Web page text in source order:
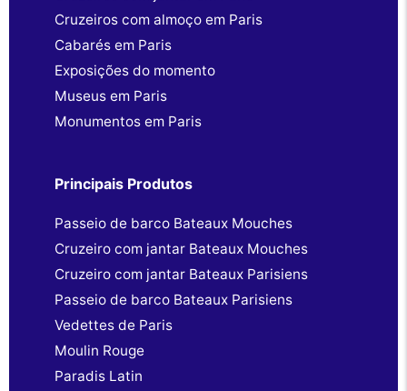
Cruzeiros com almoço em Paris
Cabarés em Paris
Exposições do momento
Museus em Paris
Monumentos em Paris
Principais Produtos
Passeio de barco Bateaux Mouches
Cruzeiro com jantar Bateaux Mouches
Cruzeiro com jantar Bateaux Parisiens
Passeio de barco Bateaux Parisiens
Vedettes de Paris
Moulin Rouge
Paradis Latin